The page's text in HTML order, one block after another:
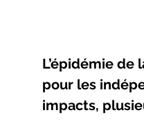
L’épidémie
pour les
impacts,